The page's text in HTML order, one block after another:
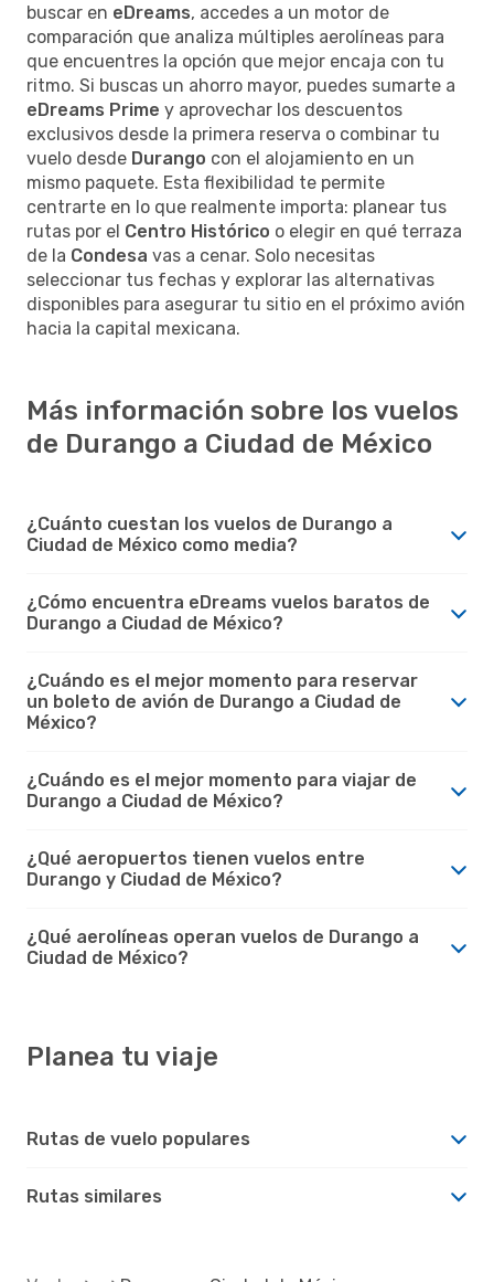
buscar en eDreams, accedes a un motor de
comparación que analiza múltiples aerolíneas para
que encuentres la opción que mejor encaja con tu
ritmo. Si buscas un ahorro mayor, puedes sumarte a
eDreams Prime y aprovechar los descuentos
exclusivos desde la primera reserva o combinar tu
vuelo desde Durango con el alojamiento en un
mismo paquete. Esta flexibilidad te permite
centrarte en lo que realmente importa: planear tus
rutas por el Centro Histórico o elegir en qué terraza
de la Condesa vas a cenar. Solo necesitas
seleccionar tus fechas y explorar las alternativas
disponibles para asegurar tu sitio en el próximo avión
hacia la capital mexicana.
Más información sobre los vuelos
de Durango a Ciudad de México
¿Cuánto cuestan los vuelos de Durango a
Ciudad de México como media?
¿Cómo encuentra eDreams vuelos baratos de
Durango a Ciudad de México?
¿Cuándo es el mejor momento para reservar
un boleto de avión de Durango a Ciudad de
México?
¿Cuándo es el mejor momento para viajar de
Durango a Ciudad de México?
¿Qué aeropuertos tienen vuelos entre
Durango y Ciudad de México?
¿Qué aerolíneas operan vuelos de Durango a
Ciudad de México?
Planea tu viaje
Rutas de vuelo populares
Rutas similares